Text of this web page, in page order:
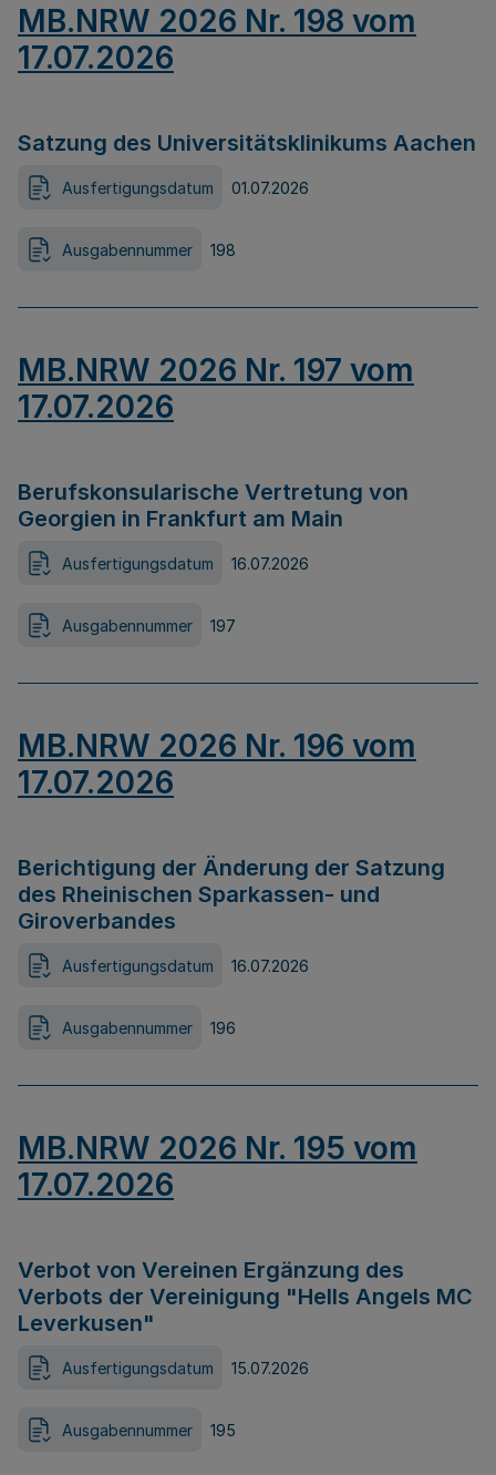
MB.NRW 2026 Nr. 198 vom
17.07.2026
Satzung des Universitätsklinikums Aachen
Ausfertigungsdatum 01.07.2026
Ausgabennummer 198
MB.NRW 2026 Nr. 197 vom
17.07.2026
Berufskonsularische Vertretung von
Georgien in Frankfurt am Main
Ausfertigungsdatum 16.07.2026
Ausgabennummer 197
MB.NRW 2026 Nr. 196 vom
17.07.2026
Berichtigung der Änderung der Satzung
des Rheinischen Sparkassen- und
Giroverbandes
Ausfertigungsdatum 16.07.2026
Ausgabennummer 196
MB.NRW 2026 Nr. 195 vom
17.07.2026
Verbot von Vereinen Ergänzung des
Verbots der Vereinigung "Hells Angels MC
Leverkusen"
Ausfertigungsdatum 15.07.2026
Ausgabennummer 195